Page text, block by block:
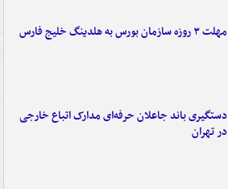
مهلت ۳ روزه سازمان بورس به هلدینگ خلیج فارس
دستگیری باند جاعلان حرفه‌ای مدارک اتباع خارجی
در تهران